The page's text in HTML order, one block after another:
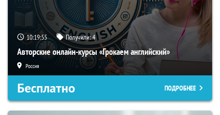
10:19:54 Получили:4
Авторские онлайн-курсы «Грокаем английский»
Россия
Бесплатно ПОДРОБНЕЕ